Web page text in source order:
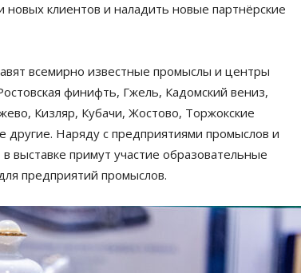
новых клиентов и наладить новые партнёрские
всемирно известные промыслы и центры
финифть, Гжель, Кадомский вениз,
Кизляр, Кубачи, Жостово, Торжокские
Наряду с предприятиями промыслов и
примут участие образовательные
предприятий промыслов.